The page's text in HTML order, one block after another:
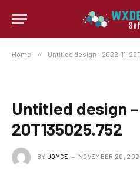
Home » Untitled design – 2022-11-
Untitled design
20T135025.752
BY JOYCE NOVEMBER 20,